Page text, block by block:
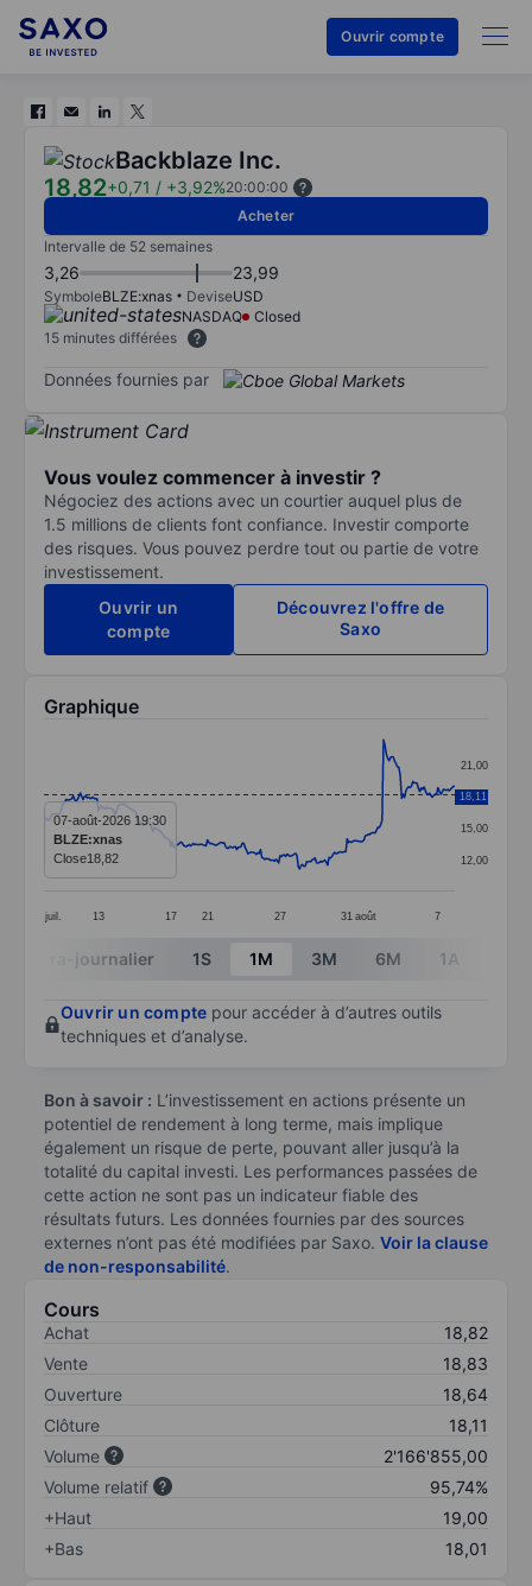
Ouvrir compte
Backblaze Inc.
18,82+0,71 / +3,92%20:00:00
Acheter
Intervalle de 52 semaines
3,26 23,99
SymboleBLZE:xnas DeviseUSD
NASDAQ
Closed
15 minutes différées
Données fournies par
Vous voulez commencer à investir ?
Négociez des actions avec un courtier auquel plus de
1.5 millions de clients font confiance. Investir comporte
des risques. Vous pouvez perdre tout ou partie de votre
investissement.
Ouvrir un
compte
Découvrez l'offre de
Saxo
Graphique
Line chart with 295 data points.
The chart has 1 X axis displaying categories.
The chart has 1 Y axis displaying values. Data ranges
juil. 13 17 21 27 31 août 7
12,00
15,00
18,00
21,00
18,11
07-août-2026 19:30
BLZE:xnas
Close18,82
End of interactive chart.
Intra-journalier 1S 1M 3M 6M 1A
Ouvrir un compte pour accéder à d’autres outils
techniques et d’analyse.
Bon à savoir : L’investissement en actions présente un
potentiel de rendement à long terme, mais implique
également un risque de perte, pouvant aller jusqu’à la
totalité du capital investi. Les performances passées de
cette action ne sont pas un indicateur fiable des
résultats futurs. Les données fournies par des sources
externes n’ont pas été modifiées par Saxo. Voir la clause
de non-responsabilité.
Cours
Achat
18,82
Vente
18,83
Ouverture
18,64
Clôture
18,11
Volume
2'166'855,00
Volume relatif
95,74%
+Haut
19,00
+Bas
18,01